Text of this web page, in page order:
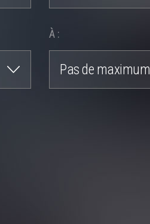
À :
Pas de maximum